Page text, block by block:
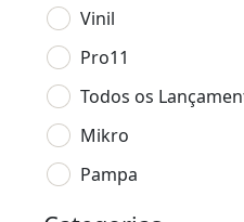
Vinil
Pro11
Todos os
Mikro
Pampa